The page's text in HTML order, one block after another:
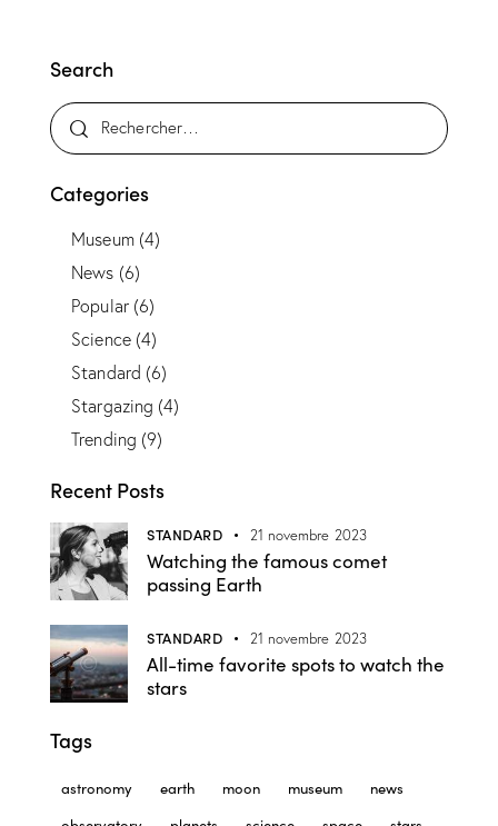
Search
Categories
Museum(4)
News (6)
Popular(6)
Science(4)
Standard (6)
Stargazing (4)
Trending (9)
Recent Posts
STANDARD 21 novembre 2023
Watching the famous comet
passing Earth
STANDARD 21 novembre 2023
All-time favorite spots to watch the
stars
Tags
astronomy earth moon museum
news